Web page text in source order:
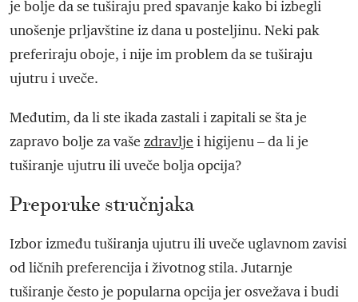
je bolje da se tuširaju pred spavanje kako bi izbegli
unošenje prljavštine iz dana u posteljinu. Neki pak
preferiraju oboje, i nije im problem da se tuširaju
ujutru i uveče.
Međutim, da li ste ikada zastali i zapitali se šta je
zapravo bolje za vaše zdravlje i higijenu – da li je
tuširanje ujutru ili uveče bolja opcija?
Preporuke stručnjaka
Izbor između tuširanja ujutru ili uveče uglavnom zavisi
od ličnih preferencija i životnog stila. Jutarnje
tuširanje često je popularna opcija jer osvežava i budi